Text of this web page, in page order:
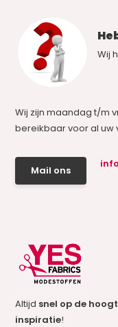
Wij
Wij zijn maandag t/m
bereikbaar voor al uw
Mail ons
Altijd snel op de
inspiratie!